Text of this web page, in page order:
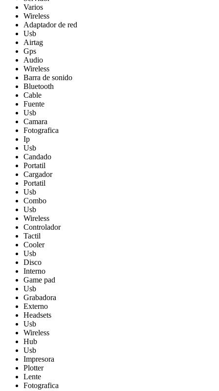
Varios
Wireless
Adaptador de red
Usb
Airtag
Gps
Audio
Wireless
Barra de sonido
Bluetooth
Cable
Fuente
Usb
Camara
Fotografica
Ip
Usb
Candado
Portatil
Cargador
Portatil
Usb
Combo
Usb
Wireless
Controlador
Tactil
Cooler
Usb
Disco
Interno
Game pad
Usb
Grabadora
Externo
Headsets
Usb
Wireless
Hub
Usb
Impresora
Plotter
Lente
Fotografica